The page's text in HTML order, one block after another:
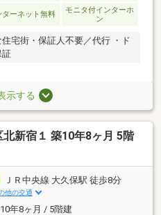
ターネット無料
モニタ付インターホ
ン
宅街・保証人不要／代行 ・ド
証
示する
新宿１ 築10年8ヶ月 5階
ＪＲ中央線 大久保駅 徒歩8分
他の交通
年8ヶ月 / 5階建